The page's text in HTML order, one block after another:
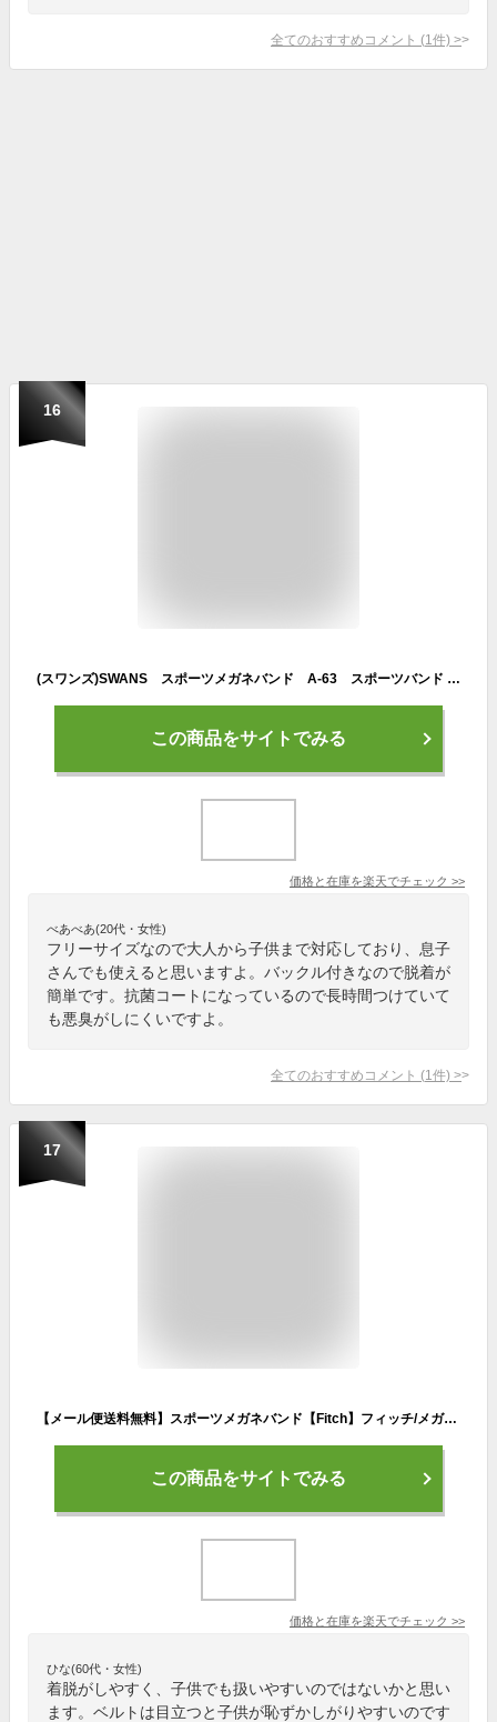
全てのおすすめコメント (1 件) >
16
(スワンズ)SWANS スポーツメガネバンド A-63 スポーツバンド 子どもから大人まで！3色ありブラック/ブルー/ワインレッド【オススメ】【売れ筋】
この商品をサイトでみる
価格と在庫を楽天でチェック >>
べあべあ(20代・女性)
フリーサイズなので大人から子供まで対応しており、息子
さんでも使えると思いますよ。バックル付きなので脱着が
簡単です。抗菌コートになっているので長時間つけていて
も悪臭がしにくいですよ。
全てのおすすめコメント (1 件) >
17
【メール便送料無料】スポーツメガネバンド【Fitch】フィッチ/メガネやサングラスがズレてしまってお困りのあなたへ!!メガネやサングラスをつけての作業や運動に最適のスポーツメガネバンド!!★安心・安全・信頼の日本製!!★
この商品をサイトでみる
価格と在庫を楽天でチェック >>
ひな(60代・女性)
着脱がしやすく、子供でも扱いやすいのではないかと思い
ます。ベルトは目立つと子供が恥ずかしがりやすいのです